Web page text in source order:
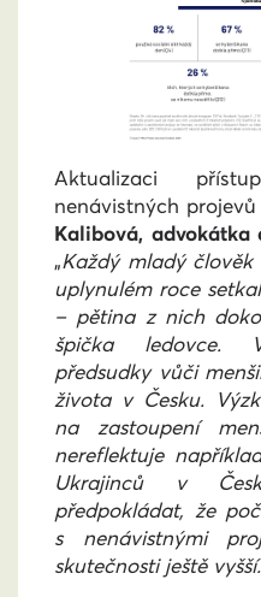
Aktualizaci
nenávistných
Kalibová, advokátka
„Každý mladý
uplynulém roce
– pětina z nich
špička ledovce.
předsudky vůči
života v Česku.
na zastoupení
nereflektuje
Ukrajinců v
předpokládat, že
s nenávistnými
skutečnosti ještě